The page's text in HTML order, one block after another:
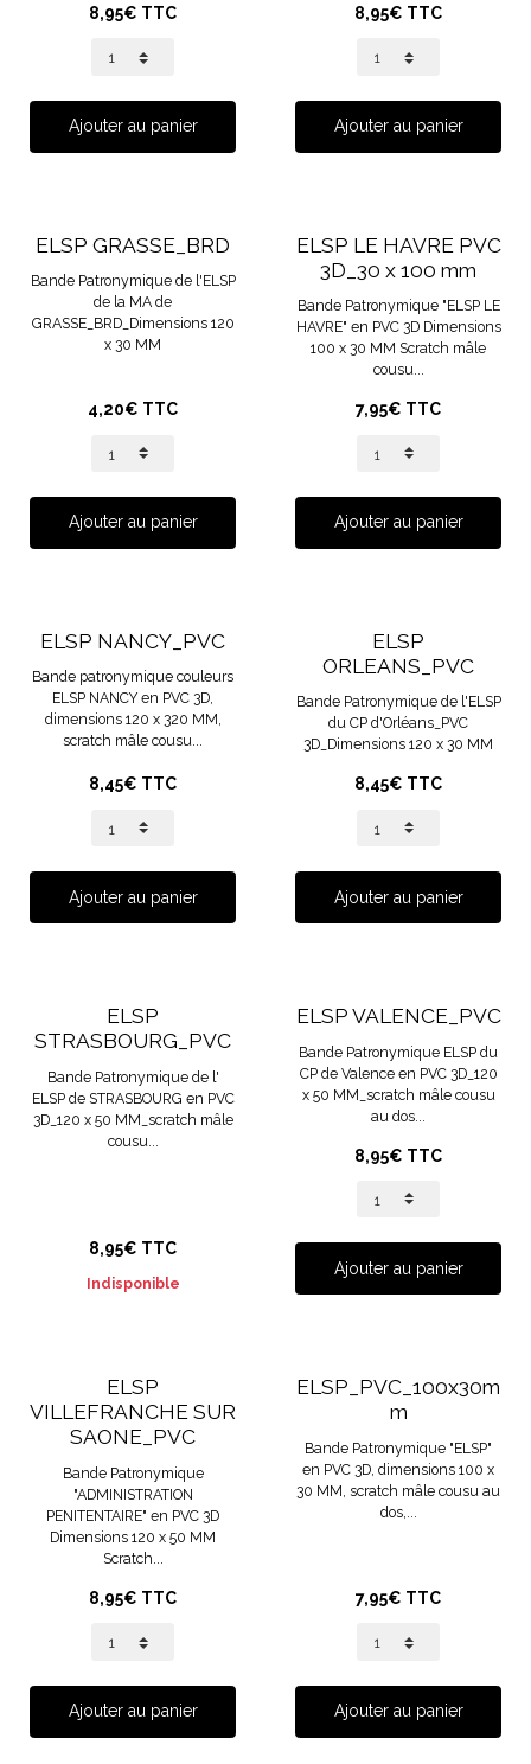
8,95€ TTC
Ajouter au panier
8,95€ TTC
Ajouter au panier
ELSP GRASSE_BRD
Bande Patronymique de l'ELSP
de la MA de
GRASSE_BRD_Dimensions 120
x 30 MM
4,20€ TTC
Ajouter au panier
ELSP LE HAVRE PVC
3D_30 x 100 mm
Bande Patronymique "ELSP LE
HAVRE" en PVC 3D Dimensions
100 x 30 MM Scratch mâle
cousu...
7,95€ TTC
Ajouter au panier
ELSP NANCY_PVC
Bande patronymique couleurs
ELSP NANCY en PVC 3D,
dimensions 120 x 320 MM,
scratch mâle cousu...
8,45€ TTC
Ajouter au panier
ELSP
ORLEANS_PVC
Bande Patronymique de l'ELSP
du CP d'Orléans_PVC
3D_Dimensions 120 x 30 MM
8,45€ TTC
Ajouter au panier
ELSP
STRASBOURG_PVC
Bande Patronymique de l'
ELSP de STRASBOURG en PVC
3D_120 x 50 MM_scratch mâle
cousu...
8,95€ TTC
Indisponible
ELSP VALENCE_PVC
Bande Patronymique ELSP du
CP de Valence en PVC 3D_120
x 50 MM_scratch mâle cousu
au dos...
8,95€ TTC
Ajouter au panier
ELSP
VILLEFRANCHE SUR
SAONE_PVC
Bande Patronymique
"ADMINISTRATION
PENITENTAIRE" en PVC 3D
Dimensions 120 x 50 MM
Scratch...
8,95€ TTC
Ajouter au panier
ELSP_PVC_100x30m
m
Bande Patronymique "ELSP"
en PVC 3D, dimensions 100 x
30 MM, scratch mâle cousu au
dos,...
7,95€ TTC
Ajouter au panier